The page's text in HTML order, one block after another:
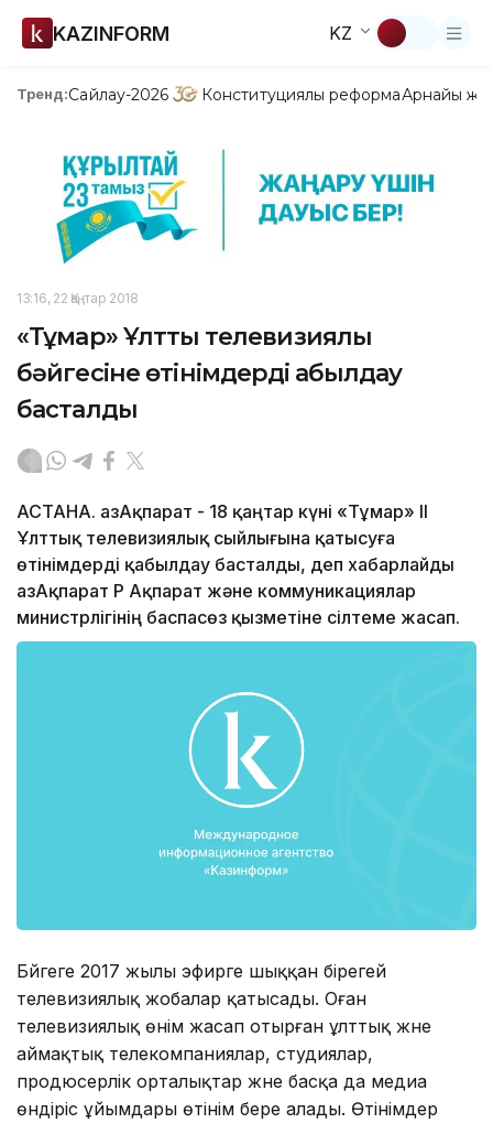
KAZINFORM KZ
Тренд:Сайлау-2026 Конституциялық реформаАрнайы
13:16, 22 Қаңтар 2018
«Тұмар» Ұлттық телевизиялық
бәйгесіне өтінімдерді қабылдау
басталды
АСТАНА. ҚазАқпарат - 18 қаңтар күні «Тұмар» ІІ
Ұлттық телевизиялық сыйлығына қатысуға
өтінімдерді қабылдау басталды, деп хабарлайды
ҚазАқпарат ҚР Ақпарат және коммуникациялар
министрлігінің баспасөз қызметіне сілтеме жасап.
Бәйгеге 2017 жылы эфирге шыққан бірегей
телевизиялық жобалар қатысады. Оған
телевизиялық өнім жасап отырған ұлттық және
аймақтық телекомпаниялар, студиялар,
продюсерлік орталықтар және басқа да медиа
өндіріс ұйымдары өтінім бере алады. Өтінімдер